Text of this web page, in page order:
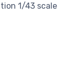
1/43 scale